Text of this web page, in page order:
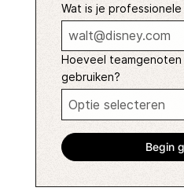
Wat is je professionele
Hoeveel
gebruiken?